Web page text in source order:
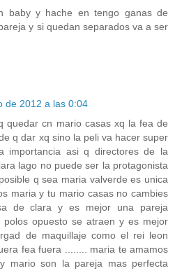
baby y hache en tengo ganas de
y si quedan separados va a ser
de 2012 a las 0:04
quedar cn mario casas xq la fea de
q dar xq sino la peli va hacer super
importancia asi q directores de la
lago no puede ser la protagonista
q sea maria valverde es unica
maria y tu mario casas no cambies
de clara y es mejor una pareja
polos opuesto se atraen y es mejor
de maquillaje como el rei leon
fea fuera ........ maria te amamos
mario son la pareja mas perfecta